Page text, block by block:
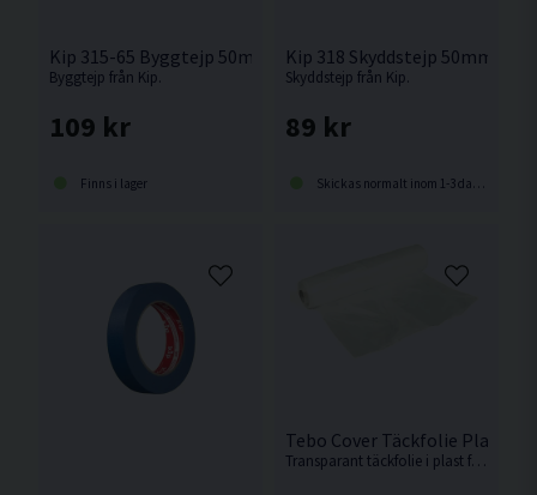
Kip 315-65 Byggtejp 50mm 33m
Byggtejp från Kip.
109 kr
Finns i lager
Kip 318 Skyddstejp 50mm 33m
Skyddstejp från Kip.
89 kr
Skickas normalt inom 1-3 dagar
Tebo Cover Täckfolie Plast
Transparant täckfolie i plast från Tebo.